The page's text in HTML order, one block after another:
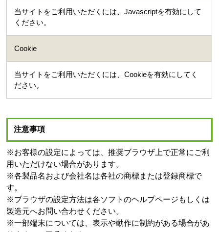
当サイトをご利用いただくには、Javascriptを有効にして
ください。
Cookie
当サイトをご利用いただくには、Cookieを有効にしてく
ださい。
注意事項
※お客様の設定によっては、推奨ブラウザ上で正常にご利
用いただけない場合があります。
※各製品名および会社名は各社の商標または登録商標で
す。
※ブラウザの設定方法は各ソフトのヘルプページもしくは
製造元へお問い合わせください。
※一部端末については、表示や動作に制約がある場合があ